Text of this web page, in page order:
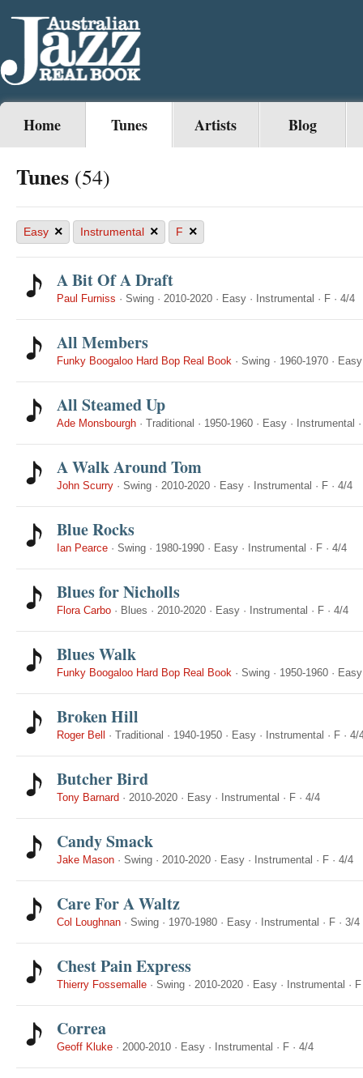
Home Tunes Artists Blog
Tunes (54)
Easy × Instrumental × F ×
A Bit Of A Draft
Paul Furniss · Swing · 2010-2020 · Easy · Instrumental · F · 4/4
All Members
Funky Boogaloo Hard Bop Real Book · Swing · 1960-1970 · Easy
All Steamed Up
Ade Monsbourgh · Traditional · 1950-1960 · Easy · Instrumental
A Walk Around Tom
John Scurry · Swing · 2010-2020 · Easy · Instrumental · F · 4/4
Blue Rocks
Ian Pearce · Swing · 1980-1990 · Easy · Instrumental · F · 4/4
Blues for Nicholls
Flora Carbo · Blues · 2010-2020 · Easy · Instrumental · F · 4/4
Blues Walk
Funky Boogaloo Hard Bop Real Book · Swing · 1950-1960 · Easy
Broken Hill
Roger Bell · Traditional · 1940-1950 · Easy · Instrumental · F · 4/
Butcher Bird
Tony Barnard · 2010-2020 · Easy · Instrumental · F · 4/4
Candy Smack
Jake Mason · Swing · 2010-2020 · Easy · Instrumental · F · 4/4
Care For A Waltz
Col Loughnan · Swing · 1970-1980 · Easy · Instrumental · F · 3/4
Chest Pain Express
Thierry Fossemalle · Swing · 2010-2020 · Easy · Instrumental · F
Correa
Geoff Kluke · 2000-2010 · Easy · Instrumental · F · 4/4